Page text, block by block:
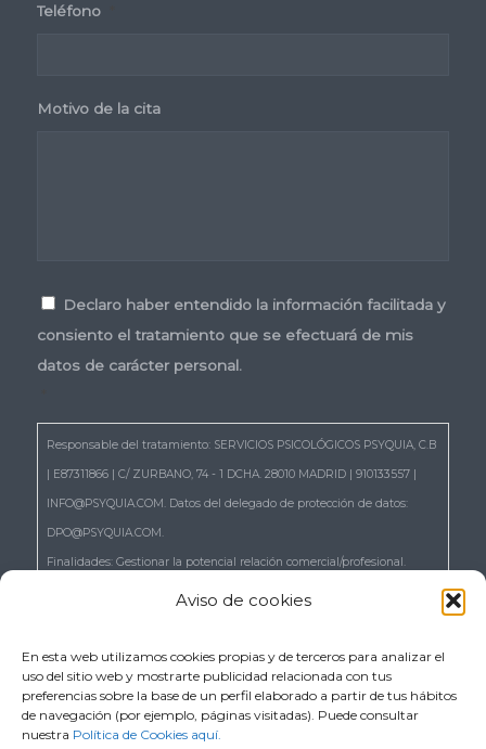
Aviso de cookies
En esta web utilizamos cookies propias y de terceros para analizar el
uso del sitio web y mostrarte publicidad relacionada con tus
preferencias sobre la base de un perfil elaborado a partir de tus hábitos
de navegación (por ejemplo, páginas visitadas). Puede consultar
nuestra Política de Cookies aquí.
Teléfono
Motivo de la cita
Declaro haber entendido la información facilitada y
consiento el tratamiento que se efectuará de mis
datos de carácter personal.
Responsable del tratamiento: SERVICIOS PSICOLÓGICOS PSYQUIA, C.B
| E87311866 | C/ ZURBANO, 74 - 1 DCHA. 28010 MADRID | 910133557 |
INFO@PSYQUIA.COM. Datos del delegado de protección de datos:
DPO@PSYQUIA.COM.
Finalidades: Gestionar la potencial relación comercial/profesional.
22 del RGPD, de acceso, rectificación, supresión, portabilidad,
únicamente en el tratamiento automatizado de sus datos, cuando